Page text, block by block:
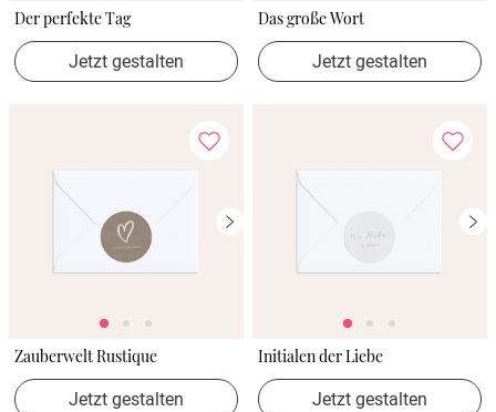
Der perfekte Tag
Jetzt gestalten
Das große Wort
Jetzt gestalten
Zauberwelt Rustique
Jetzt gestalten
Initialen der Liebe
Jetzt gestalten